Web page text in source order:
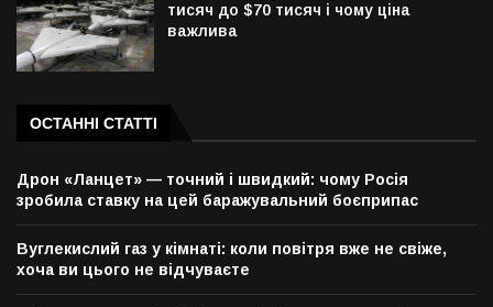
тисяч до $70 тисяч і чому ціна
важлива
ОСТАННІ СТАТТІ
Дрон «Ланцет» — точний і швидкий: чому Росія
зробила ставку на цей баражувальний боєприпас
Вуглекислий газ у кімнаті: коли повітря вже не свіже,
хоча ви цього не відчуваєте